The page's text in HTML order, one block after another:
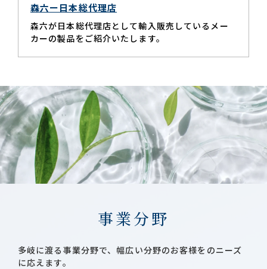
森六ー日本総代理店
森六が日本総代理店として輸入販売しているメー
カーの製品をご紹介いたします。
事業分野
多岐に渡る事業分野で、幅広い分野のお客様をのニーズ
に応えます。